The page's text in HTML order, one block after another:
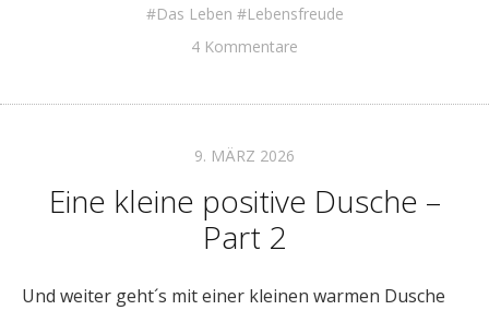
Das Leben
Lebensfreude
4 Kommentare
9. MÄRZ 2026
Eine kleine positive Dusche –
Part 2
Und weiter geht´s mit einer kleinen warmen Dusche